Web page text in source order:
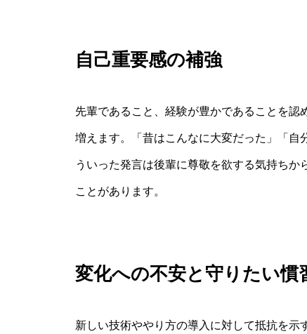
自己重要感の補強
先輩であること、経験が豊かであることを
増えます。「昔はこんなに大変だった」「自
ういった発言は後輩に尊敬を欲する気持ち
ことがあります。
変化への不安と守りたい慣
新しい技術ややり方の導入に対して抵抗を示